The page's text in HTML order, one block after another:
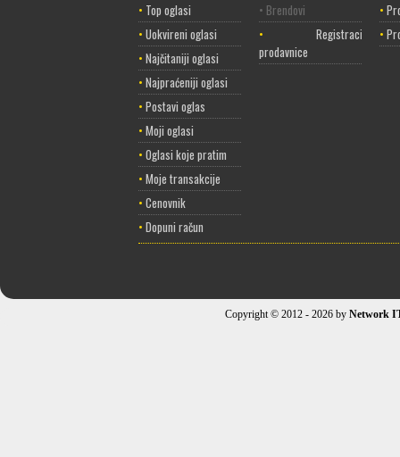
• Top oglasi
• Uokvireni oglasi
• Najčitaniji oglasi
• Najpraćeniji oglasi
• Postavi oglas
• Moji oglasi
• Oglasi koje pratim
• Moje transakcije
• Cenovnik
• Dopuni račun
• Brendovi
• Registracija
prodavnice
•
•
Copyright © 2012 - 2026 by Network